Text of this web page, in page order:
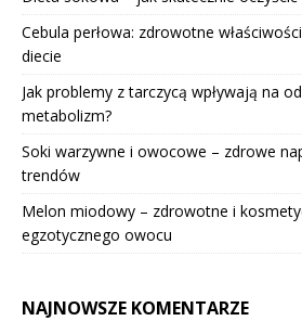
Cebula perłowa: zdrowotne
diecie
Jak problemy z tarczycą wpływają na
metabolizm?
Soki warzywne i owocowe – zdrowe
trendów
Melon miodowy – zdrowotne i
egzotycznego owocu
NAJNOWSZE KOMENTARZE